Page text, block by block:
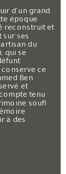
d'un grand
époque
reconstruit et
sur ses
du
qui se
conserve ce
Ben
et
tenu
soufi
à des